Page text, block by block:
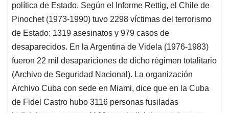
política de Estado. Según el Informe Rettig, el Chile de
Pinochet (1973-1990) tuvo 2298 víctimas del terrorismo
de Estado: 1319 asesinatos y 979 casos de
desaparecidos. En la Argentina de Videla (1976-1983)
fueron 22 mil desapariciones de dicho régimen totalitario
(Archivo de Seguridad Nacional). La organización
Archivo Cuba con sede en Miami, dice que en la Cuba
de Fidel Castro hubo 3116 personas fusiladas